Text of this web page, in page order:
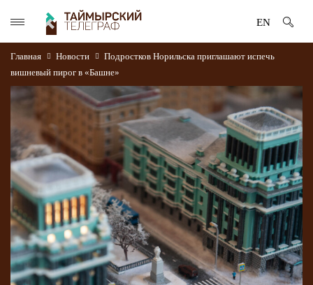
EN
Главная Новости
Подростков Норильска приглашают испечь
вишневый пирог в «Башне»